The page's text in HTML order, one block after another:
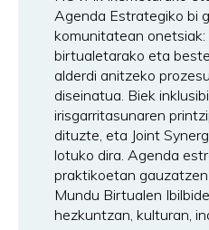
Agenda Estrategiko bi
komunitatean
birtualetarako eta
alderdi anitzeko
diseinatua. Biek
irisgarritasunaren
dituzte, eta Joint
lotuko dira. Agenda
praktikoetan
Mundu Birtualen
hezkuntzan, kulturan,